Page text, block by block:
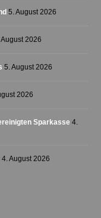
5. August 2026
August 2026
5. August 2026
2026
Sparkasse 4.
4. August 2026